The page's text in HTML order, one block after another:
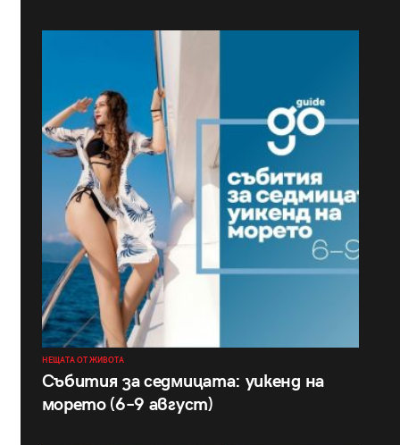
НЕЩАТА ОТ ЖИВОТА
Събития за седмицата: уикенд на
морето (6–9 август)